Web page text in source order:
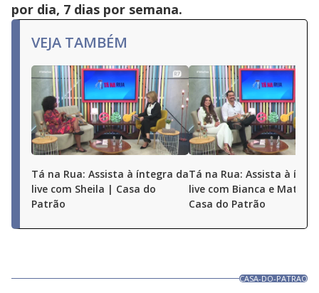
por dia, 7 dias por semana.
VEJA TAMBÉM
Tá na Rua: Assista à íntegra da
live com Sheila | Casa do
Patrão
Tá na Rua: Assista à
live com Bianca e
Casa do Patrão
CASA-DO-PATRAO